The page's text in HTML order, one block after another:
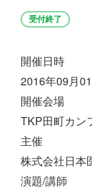
受付終了
開催日時
2016年09月
開催会場
TKP田町カン
主催
株式会社日本
演題/講師